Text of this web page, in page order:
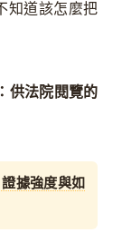
知道該怎麼把
供法院閱覽的
據強度與如